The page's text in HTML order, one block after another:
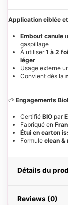
Application ciblée
Embout canule
gaspillage
À utiliser1 à 2
léger
Usage externe
Convient dès la
🌱 Engagements
Certifié BIO par
Fabriqué en
Étui en carton
Formule clean &
Détails du
Reviews (0)